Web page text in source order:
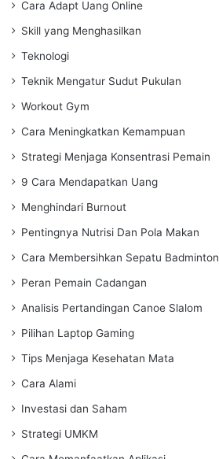
Cara Adapt Uang Online
Skill yang Menghasilkan
Teknologi
Teknik Mengatur Sudut Pukulan
Workout Gym
Cara Meningkatkan Kemampuan
Strategi Menjaga Konsentrasi Pemain
9 Cara Mendapatkan Uang
Menghindari Burnout
Pentingnya Nutrisi Dan Pola Makan
Cara Membersihkan Sepatu Badminton
Peran Pemain Cadangan
Analisis Pertandingan Canoe Slalom
Pilihan Laptop Gaming
Tips Menjaga Kesehatan Mata
Cara Alami
Investasi dan Saham
Strategi UMKM